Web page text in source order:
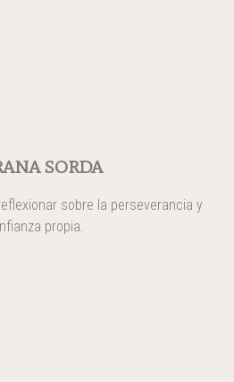
SORDA
sobre la perseverancia y
propia.